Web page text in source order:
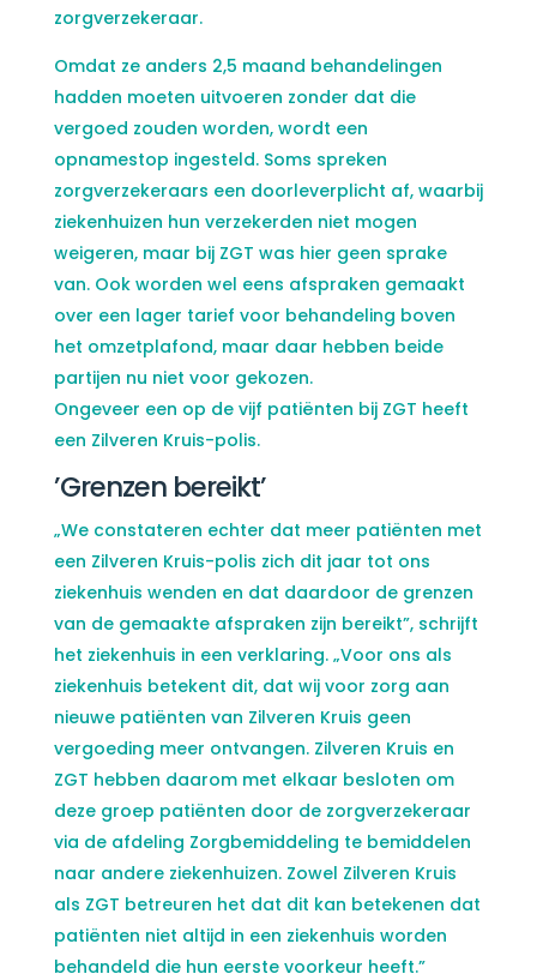
zorgverzekeraar.
Omdat ze anders 2,5 maand behandelingen
hadden moeten uitvoeren zonder dat die
vergoed zouden worden, wordt een
opnamestop ingesteld. Soms spreken
zorgverzekeraars een doorleverplicht af, waarbij
ziekenhuizen hun verzekerden niet mogen
weigeren, maar bij ZGT was hier geen sprake
van. Ook worden wel eens afspraken gemaakt
over een lager tarief voor behandeling boven
het omzetplafond, maar daar hebben beide
partijen nu niet voor gekozen.
Ongeveer een op de vijf patiënten bij ZGT heeft
een Zilveren Kruis-polis.
’Grenzen bereikt’
„We constateren echter dat meer patiënten met
een Zilveren Kruis-polis zich dit jaar tot ons
ziekenhuis wenden en dat daardoor de grenzen
van de gemaakte afspraken zijn bereikt”, schrijft
het ziekenhuis in een verklaring. „Voor ons als
ziekenhuis betekent dit, dat wij voor zorg aan
nieuwe patiënten van Zilveren Kruis geen
vergoeding meer ontvangen. Zilveren Kruis en
ZGT hebben daarom met elkaar besloten om
deze groep patiënten door de zorgverzekeraar
via de afdeling Zorgbemiddeling te bemiddelen
naar andere ziekenhuizen. Zowel Zilveren Kruis
als ZGT betreuren het dat dit kan betekenen dat
patiënten niet altijd in een ziekenhuis worden
behandeld die hun eerste voorkeur heeft.”